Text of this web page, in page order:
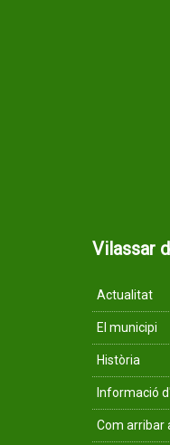
Vilassar
Actualitat
El municipi
Història
Informació
Com arribar